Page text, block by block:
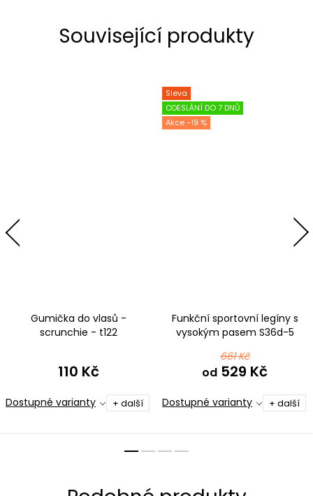
Související produkty
Gumička do vlasů -
scrunchie - t122
110 Kč
Dostupné varianty + další
Sleva
ODESLÁNÍ DO 7 DNŮ
-19 %
Funkční sportovní legíny s
vysokým pasem S36d-5
661 Kč
od 529 Kč
Dostupné varianty + další